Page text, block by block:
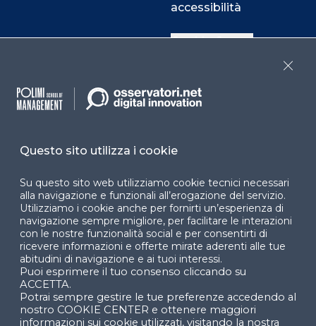
accessibilità
Cookie Center
Facebook LinkedIn
© 2024 Copyright © Politecnico di Milano Dipartimento
di Ingegneria Gestionale
Questo sito utilizza i cookie
Su questo sito web utilizziamo cookie tecnici necessari
alla navigazione e funzionali all’erogazione del servizio.
Utilizziamo i cookie anche per fornirti un’esperienza di
navigazione sempre migliore, per facilitare le interazioni
con le nostre funzionalità social e per consentirti di
ricevere informazioni e offerte mirate aderenti alle tue
abitudini di navigazione e ai tuoi interessi.
Puoi esprimere il tuo consenso cliccando su
ACCETTA.
Potrai sempre gestire le tue preferenze accedendo al
nostro COOKIE CENTER e ottenere maggiori
informazioni sui cookie utilizzati, visitando la nostra